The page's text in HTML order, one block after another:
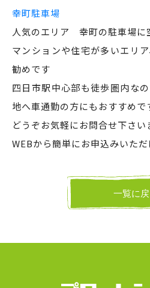
幸町駐車場
人気のエリア 幸町の駐車場に
マンションや住宅が多いエリ
勧めです
四日市駅中心部も徒歩圏内な
地へ車通勤の方にもおすすめで
どうぞお気軽にお問合せ下さい
WEBから簡単にお申込みいた